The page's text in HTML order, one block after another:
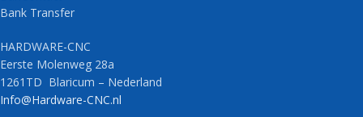
Bank Transfer
HARDWARE-CNC
Eerste Molenweg 28a
1261TD Blaricum – Nederland
Info@Hardware-CNC.nl